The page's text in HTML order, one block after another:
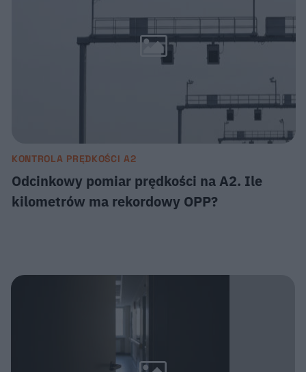
KONTROLA PRĘDKOŚCI A2
Odcinkowy pomiar prędkości na A2. Ile
kilometrów ma rekordowy OPP?